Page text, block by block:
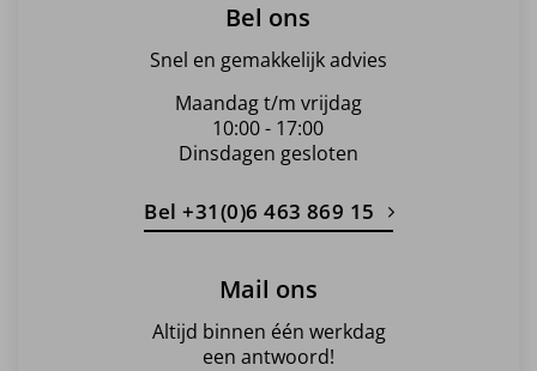
Bel ons
Snel en gemakkelijk advies
Maandag t/m vrijdag
10:00 - 17:00
Dinsdagen gesloten
Bel +31(0)6 463 869 15
Mail ons
Altijd binnen één werkdag
een antwoord!